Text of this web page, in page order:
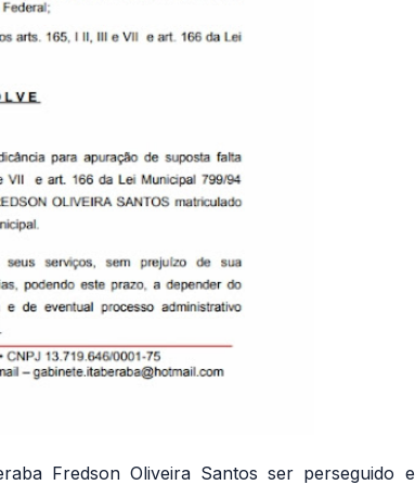
Fredson Oliveira Santos ser perseguido e